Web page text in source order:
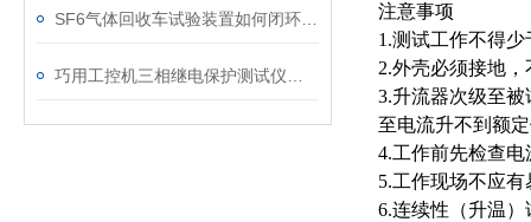
注意事项
1.测试工作不得
2.外壳必须接地
3.升流器次级至
至电流升不到额
4.工作前先检查
5.工作现场不应
6.连续性（升温